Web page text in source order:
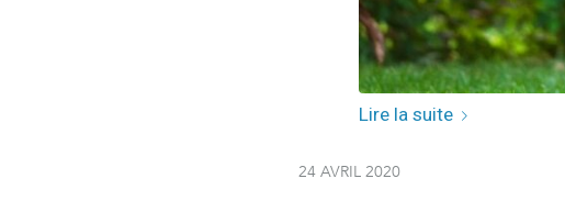
Lire la suite
24 AVRIL 2020